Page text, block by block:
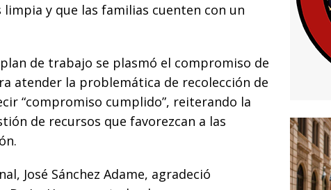
y que las familias cuenten con un
de trabajo se plasmó el compromiso de
atender la problemática de recolección de
“compromiso cumplido”, reiterando la
de recursos que favorezcan a las
José Sánchez Adame, agradeció